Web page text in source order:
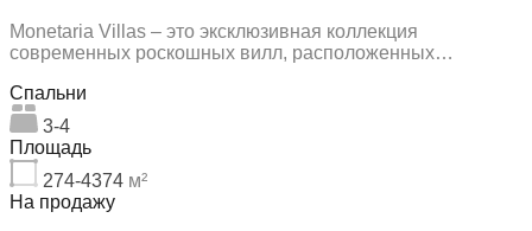
Monetaria Villas – это эксклюзивная коллекция
современных роскошных вилл, расположенных…
Спальни
3-4
Площадь
274-4374 м²
На продажу